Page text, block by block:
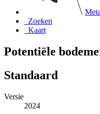
Zoeken
Kaart
Potentiële
Standaard
Versie
2024